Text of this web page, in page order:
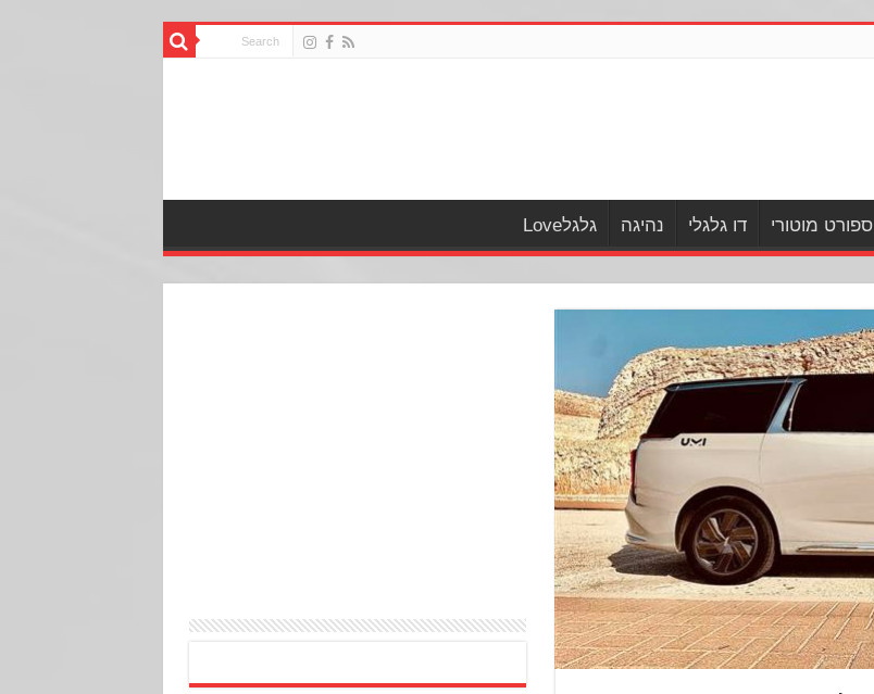
ספורט מוטורי דו גלגלי נהיגה גלגלLove